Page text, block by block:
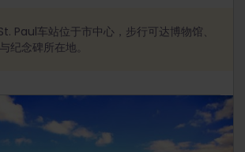
Paul车站位于市中心，步行可达博物馆、
纪念碑所在地。